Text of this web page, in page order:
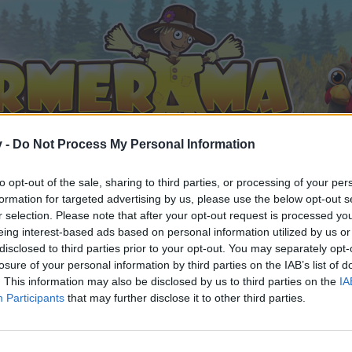
- Do Not Process My Personal Information
opt-out of the sale, sharing to third parties, or processing of your
for targeted advertising by us, please use the below opt-out
selection. Please note that after your opt-out request is processed
interest-based ads based on personal information utilized by us
to third parties prior to your opt-out. You may separately
of your personal information by third parties on the IAB’s list of
This information may also be disclosed by us to third parties on the
Participants that may further disclose it to other third parties.
teilnehmen oder eigene Themen starten möchtest,